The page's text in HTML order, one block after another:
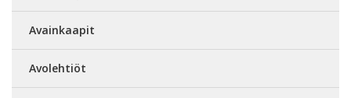
Avainkaapit
Avolehtiöt